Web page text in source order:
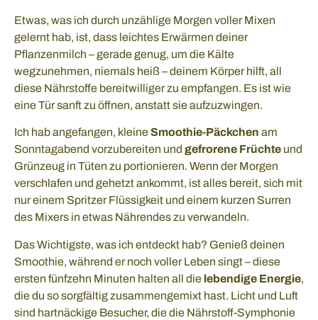
Etwas, was ich durch unzählige Morgen voller Mixen
gelernt hab, ist, dass leichtes Erwärmen deiner
Pflanzenmilch – gerade genug, um die Kälte
wegzunehmen, niemals heiß – deinem Körper hilft, all
diese Nährstoffe bereitwilliger zu empfangen. Es ist wie
eine Tür sanft zu öffnen, anstatt sie aufzuzwingen.
Ich hab angefangen, kleineSmoothie-Päckchen am
Sonntagabend vorzubereiten und gefrorene Früchte und
Grünzeug in Tüten zu portionieren. Wenn der Morgen
verschlafen und gehetzt ankommt, ist alles bereit, sich mit
nur einem Spritzer Flüssigkeit und einem kurzen Surren
des Mixers in etwas Nährendes zu verwandeln.
Das Wichtigste, was ich entdeckt hab? Genieß deinen
Smoothie, während er noch voller Leben singt – diese
ersten fünfzehn Minuten halten all die lebendige Energie,
die du so sorgfältig zusammengemixt hast. Licht und Luft
sind hartnäckige Besucher, die die Nährstoff-Symphonie